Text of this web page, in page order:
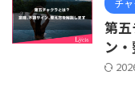
チ
第
ン